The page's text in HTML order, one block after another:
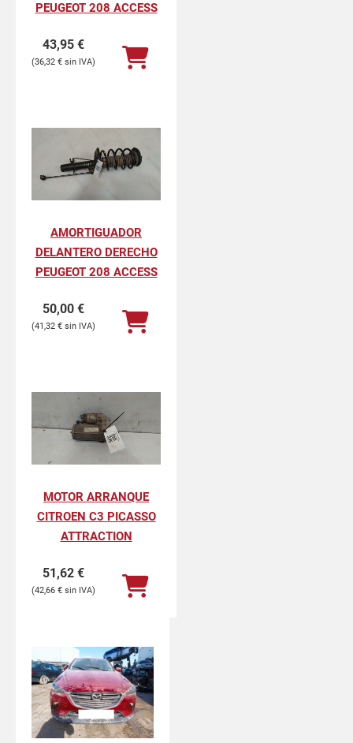
PEUGEOT 208 ACCESS
43,95 €
36,32 €
AMORTIGUADOR
DELANTERO DERECHO
PEUGEOT 208 ACCESS
50,00 €
41,32 €
MOTOR ARRANQUE
CITROEN C3 PICASSO
ATTRACTION
51,62 €
42,66 €